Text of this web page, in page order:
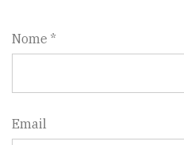
Nome *
Email